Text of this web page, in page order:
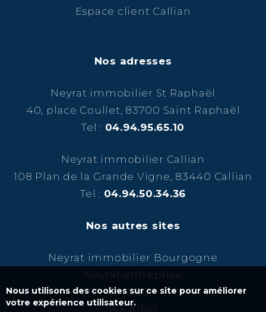
Espace client Callian
Nos adresses
Neyrat immobilier St Raphaël
40, place Coullet, 83700 Saint Raphaël
Tel : 04.94.95.65.10
Neyrat immobilier Callian
108 Plan de la Grande Vigne, 83440 Callian
Tel : 04.94.50.34.36
Nos autres sites
Neyrat immobilier Bourgogne
Neyrat entreprise
NCBC
WF KING
Nous utilisons des cookies sur ce site pour améliorer
votre expérience utilisateur.